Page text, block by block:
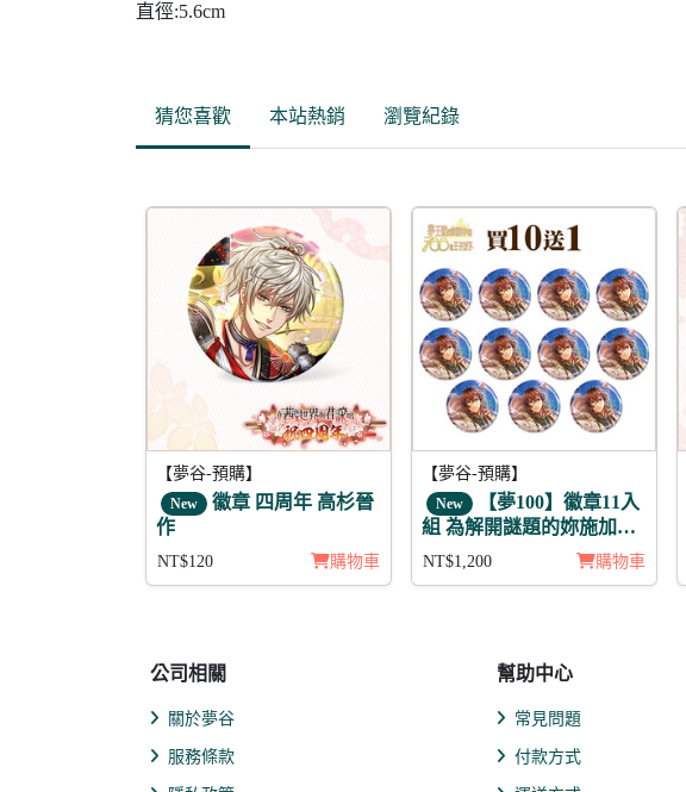
直徑:5.6cm
猜您喜歡 本站熱銷 瀏覽紀錄
【夢谷-預購】
New 徽章 四周年 高杉晉
作
NT$120 購物車
【夢谷-預購】
New 【夢100】徽章11入
組 為解開謎題的妳施加愛
的魔法 傑書亞 月覺
NT$1,200 購物車
公司相關
關於夢谷
服務條款
幫助中心
常見問題
付款方式